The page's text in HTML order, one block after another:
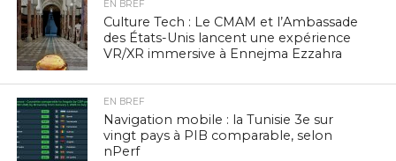
EN BREF
Culture Tech : Le CMAM et l’Ambassade
des États-Unis lancent une expérience
VR/XR immersive à Ennejma Ezzahra
EN BREF
Navigation mobile : la Tunisie 3e sur
vingt pays à PIB comparable, selon
nPerf